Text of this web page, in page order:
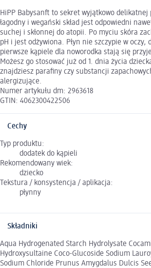
HiPP Babysanft to sekret wyjątkowo delikatnej
łagodny i wegański skład jest odpowiedni
suchej i skłonnej do atopii. Po myciu skóra
pH i jest odżywiona. Płyn nie szczypie w oczy,
pierwsze kąpiele dla noworodka stają się
Możesz go stosować już od 1. dnia życia
znajdziesz parafiny czy substancji
alergizujące.
Numer artykułu dm: 2963618
GTIN: 4062300422506
Cechy
Typ produktu:
dodatek do kąpieli
Rekomendowany wiek:
dziecko
Tekstura / konsystencja / aplikacja:
płynny
Składniki
Aqua Hydrogenated Starch Hydrolysate
Hydroxysultaine Coco-Glucoside Sodium
Sodium Chloride Prunus Amygdalus Dulcis